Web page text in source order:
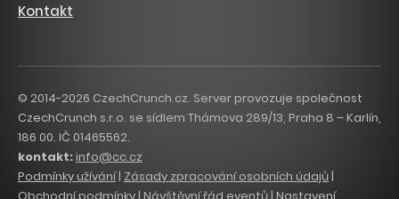
Kontakt
© 2014-2026 CzechCrunch.cz. Server provozuje společnost
CzechCrunch s.r.o. se sídlem Thámova 289/13, Praha 8 – Karlín,
186 00. IČ 01465562.
kontakt:info@cc.cz
Podmínky užívání| Zásady zpracování osobních údajů|